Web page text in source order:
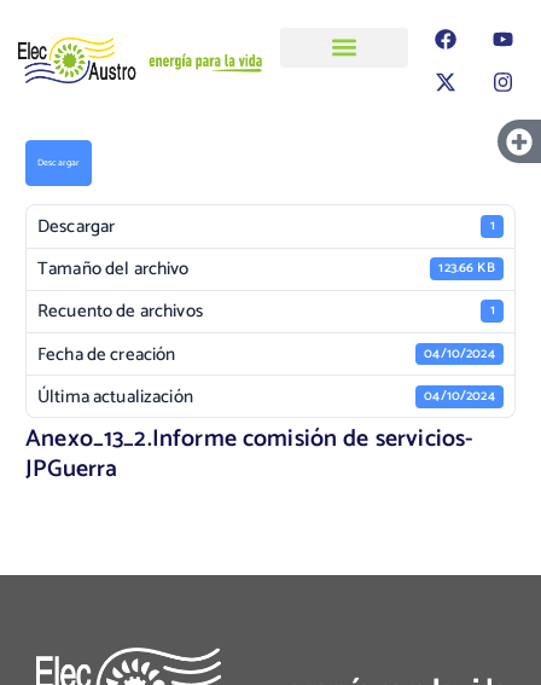
Descargar
Descargar 1
Tamaño del archivo 123.66 KB
Recuento de archivos 1
Fecha de creación 04/10/2024
Última actualización 04/10/2024
Anexo_13_2.Informe comisión de servicios-
JPGuerra